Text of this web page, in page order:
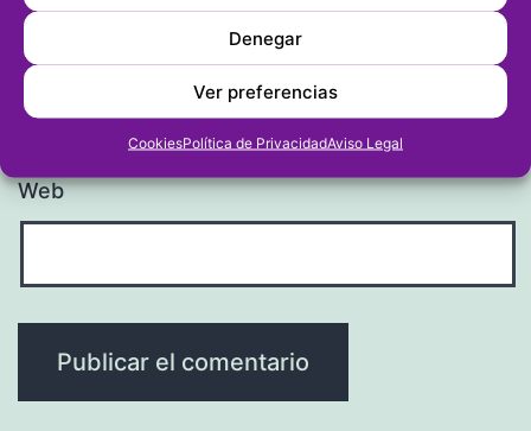
Denegar
Ver preferencias
CookiesPolítica de PrivacidadAviso Legal
Web